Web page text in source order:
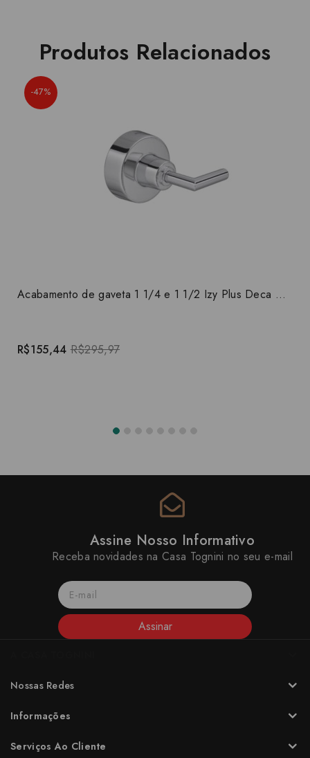
Produtos Relacionados
-47%
Acabamento de gaveta 1 1/4 e 1 1/2 Izy Plus Deca 4900.C24.GD
R$155,44 R$295,97
Assine Nosso Informativo
Receba novidades na Casa Tognini no seu e-mail
Assinar
Nossas Redes
Informações
Serviços Ao Cliente